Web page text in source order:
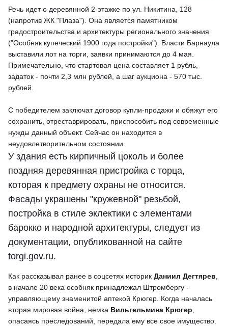
Речь идет о деревянной 2-этажке по ул. Никитина, 128
(напротив ЖК "Плаза"). Она является памятником
градостроительства и архитектуры регионального значения
("Особняк купеческий 1900 года постройки"). Власти Барнаула
выставили лот на торги, заявки принимаются до 4 мая.
Примечательно, что стартовая цена составляет 1 рубль,
задаток - почти 2,3 млн рублей, а шаг аукциона - 570 тыс.
рублей.
С победителем заключат договор купли-продажи и обяжут его
сохранить, отреставрировать, приспособить под современные
нужды данный объект. Сейчас он находится в
неудовлетворительном состоянии.
У здания есть кирпичный цоколь и более
поздняя деревянная пристройка с торца,
которая к предмету охраны не относится.
Фасады украшены "кружевной" резьбой,
постройка в стиле эклектики с элементами
барокко и народной архитектуры, следует из
документации, опубликованной на сайте
torgi.gov.ru.
Как рассказывал ранее в соцсетях историк Даниил Дегтярев,
в начале 20 века особняк принадлежал Штромбергу -
управляющему знаменитой аптекой Крюгер. Когда началась
вторая мировая война, немка Вильгельмина Крюгер,
опасаясь преследований, передала ему все свое имущество.